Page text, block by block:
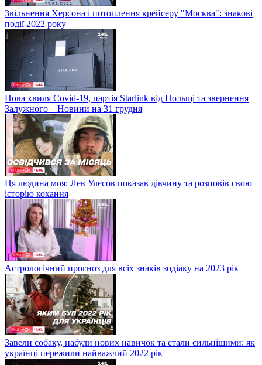
Звільнення Херсона і потоплення крейсеру "Москва": знакові
події 2022 року
Нова хвиля Covid-19, партія Starlink від Польщі та звернення
Залужного – Новини на 31 грудня
Ця людина моя: Лев Улєсов показав дівчину та розповів свою
історію кохання
Астрологічний прогноз для всіх знаків зодіаку на 2023 рік
Завели собаку, набули нових навичок та стали сильнішими: як
українці пережили найважчий 2022 рік